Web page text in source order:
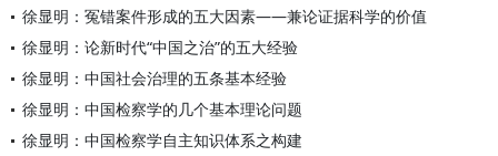
徐显明：冤错案件形成的五大因素——兼论证据科学的价值
徐显明：论新时代“中国之治”的五大经验
徐显明：中国社会治理的五条基本经验
徐显明：中国检察学的几个基本理论问题
徐显明：中国检察学自主知识体系之构建